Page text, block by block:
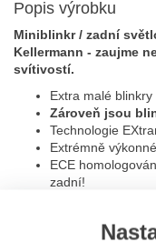
Popis výrobku
Miniblinkr / zadní
Kellermann - zaujme
svítivostí.
Extra malé
Zároveň jsou
Technologie
Extrémně
ECE
zadní!
Evropská ochrana